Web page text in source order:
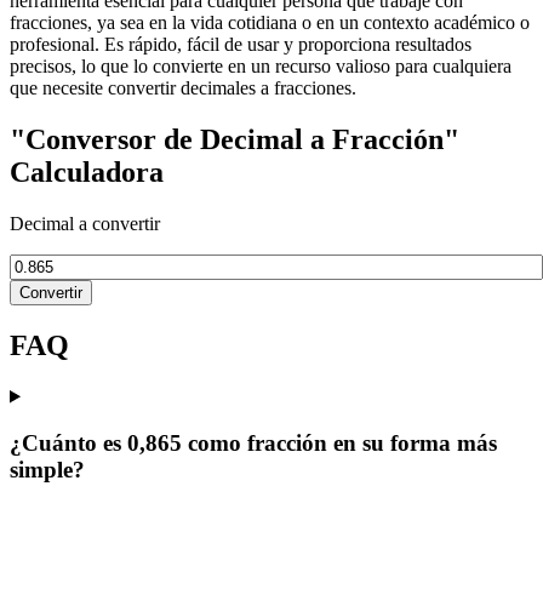
fracciones, ya sea en la vida cotidiana o en un contexto académico o
profesional. Es rápido, fácil de usar y proporciona resultados
precisos, lo que lo convierte en un recurso valioso para cualquiera
que necesite convertir decimales a fracciones.
"Conversor de Decimal a Fracción"
Calculadora
Decimal a convertir
Convertir
FAQ
¿Cuánto es 0,865 como fracción en su forma más
simple?